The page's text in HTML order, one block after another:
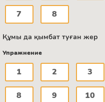
7 8
Құмы да қымбат туған жер
Упражнение
1 2 3
8 9 10